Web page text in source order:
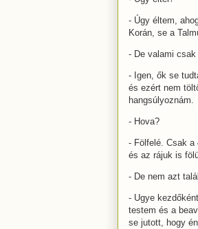
- Úgy éltem,
Korán, se a
- De valami csak
- Igen, ők se
és ezért nem
hangsúlyoznám.
- Hova?
- Fölfelé. Csak a
és az rájuk is
- De nem azt
- Ugye
testem és a
se jutott, hogy